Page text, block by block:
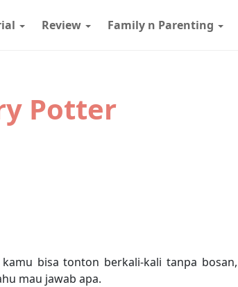
Review Family n Parenting
Potter
bisa tonton berkali-kali tanpa bosan,
mau jawab apa.